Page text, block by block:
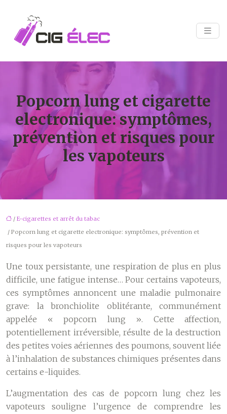
Popcorn lung et cigarette
electronique: symptômes,
prévention et risques pour
les vapoteurs
/ E-cigarettes et arrêt du tabac
/ Popcorn lung et cigarette electronique: symptômes, prévention et
risques pour les vapoteurs
Une toux persistante, une respiration de plus en plus
difficile, une fatigue intense… Pour certains vapoteurs,
ces symptômes annoncent une maladie pulmonaire
grave: la bronchiolite oblitérante, communément
appelée « popcorn lung ». Cette affection,
potentiellement irréversible, résulte de la destruction
des petites voies aériennes des poumons, souvent liée
à l’inhalation de substances chimiques présentes dans
certains e-liquides.
L’augmentation des cas de popcorn lung chez les
vapoteurs souligne l’urgence de comprendre les